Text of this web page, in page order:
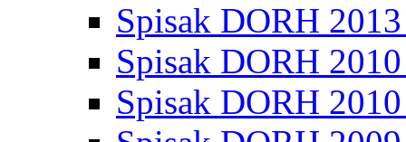
Spisak DORH
Spisak DORH
Spisak DORH